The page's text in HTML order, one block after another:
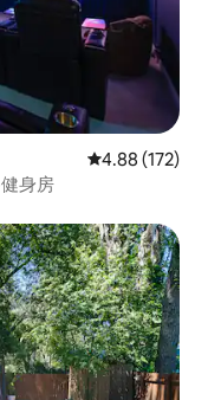
平均评分 4.88
4.88 (172)
身房